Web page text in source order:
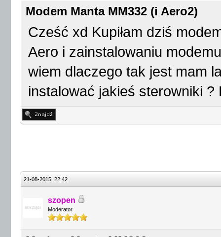
Modem Manta MM332 (i Aero2)
Cześć xd Kupiłam dziś
Aero i zainstalowaniu
wiem dlaczego tak jest mam
instalować jakieś sterowniki
21-08-2015, 22:42
szopen
Moderator